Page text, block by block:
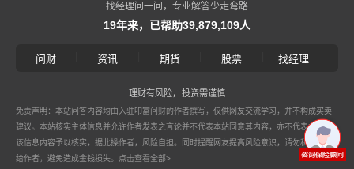
找经理问一问，专业解答少走弯路
19年来，已帮助39,879,109人
问财 资讯 期货 股票 找经理
理财有风险，投资需谨慎
免责声明：本站问答内容均由入驻叩富问财的作者撰写，仅供网友交流学习，并不构成买卖
建议。本站核实主体信息并允许作者发表之言论并不代表本站同意其内容，亦不代表本站对
该信息内容予以核实，据此操作者，风险自担。同时提醒网友提高风险意识，请勿私下汇款
给作者，避免造成金钱损失。 点击查看全部>